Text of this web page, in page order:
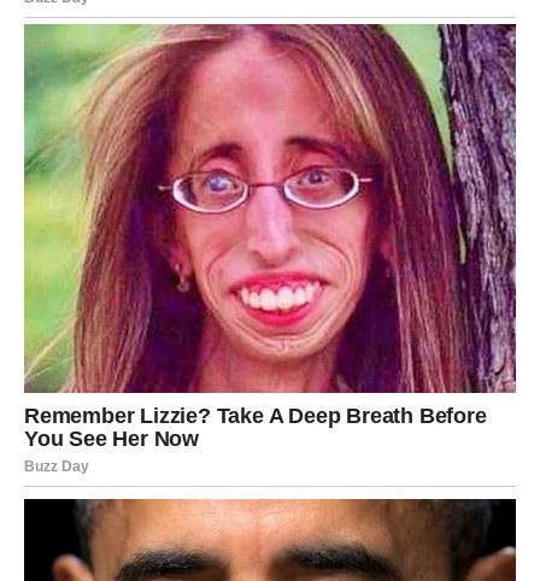
Ovaj vikend donosi istinu, odgovore i saznanja koja mnogi
znakovi dugo čekaju. Neke informacije donijeće
olakšanje, neke radost, a neke potpuno novu perspektivu.
Najviše razloga za zadovoljstvo imaćeRibe, kojima dolazi
veliko otkriće, Strijelac, kojem se otvaraju nova vrata
budućnosti, teRakovi, koji konačno saznaju istinu o
emocijama koje ih okružuju.
Zvijezde poručuju da je pred vama vikend tokom kojeg
maske padaju, a istina izlazi na vidjelo. Za neke znakove
upravo to će biti početak mnogo sretnijeg poglavlja